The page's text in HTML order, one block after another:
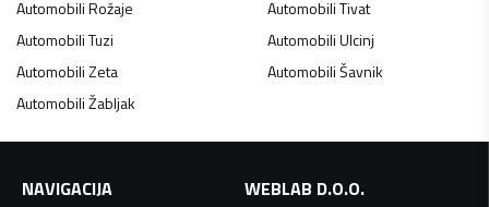
AutomobiliRožaje AutomobiliTivat
AutomobiliTuzi AutomobiliUlcinj
AutomobiliZeta AutomobiliŠavnik
AutomobiliŽabljak
NAVIGACIJA
WEBLAB D.O.O.